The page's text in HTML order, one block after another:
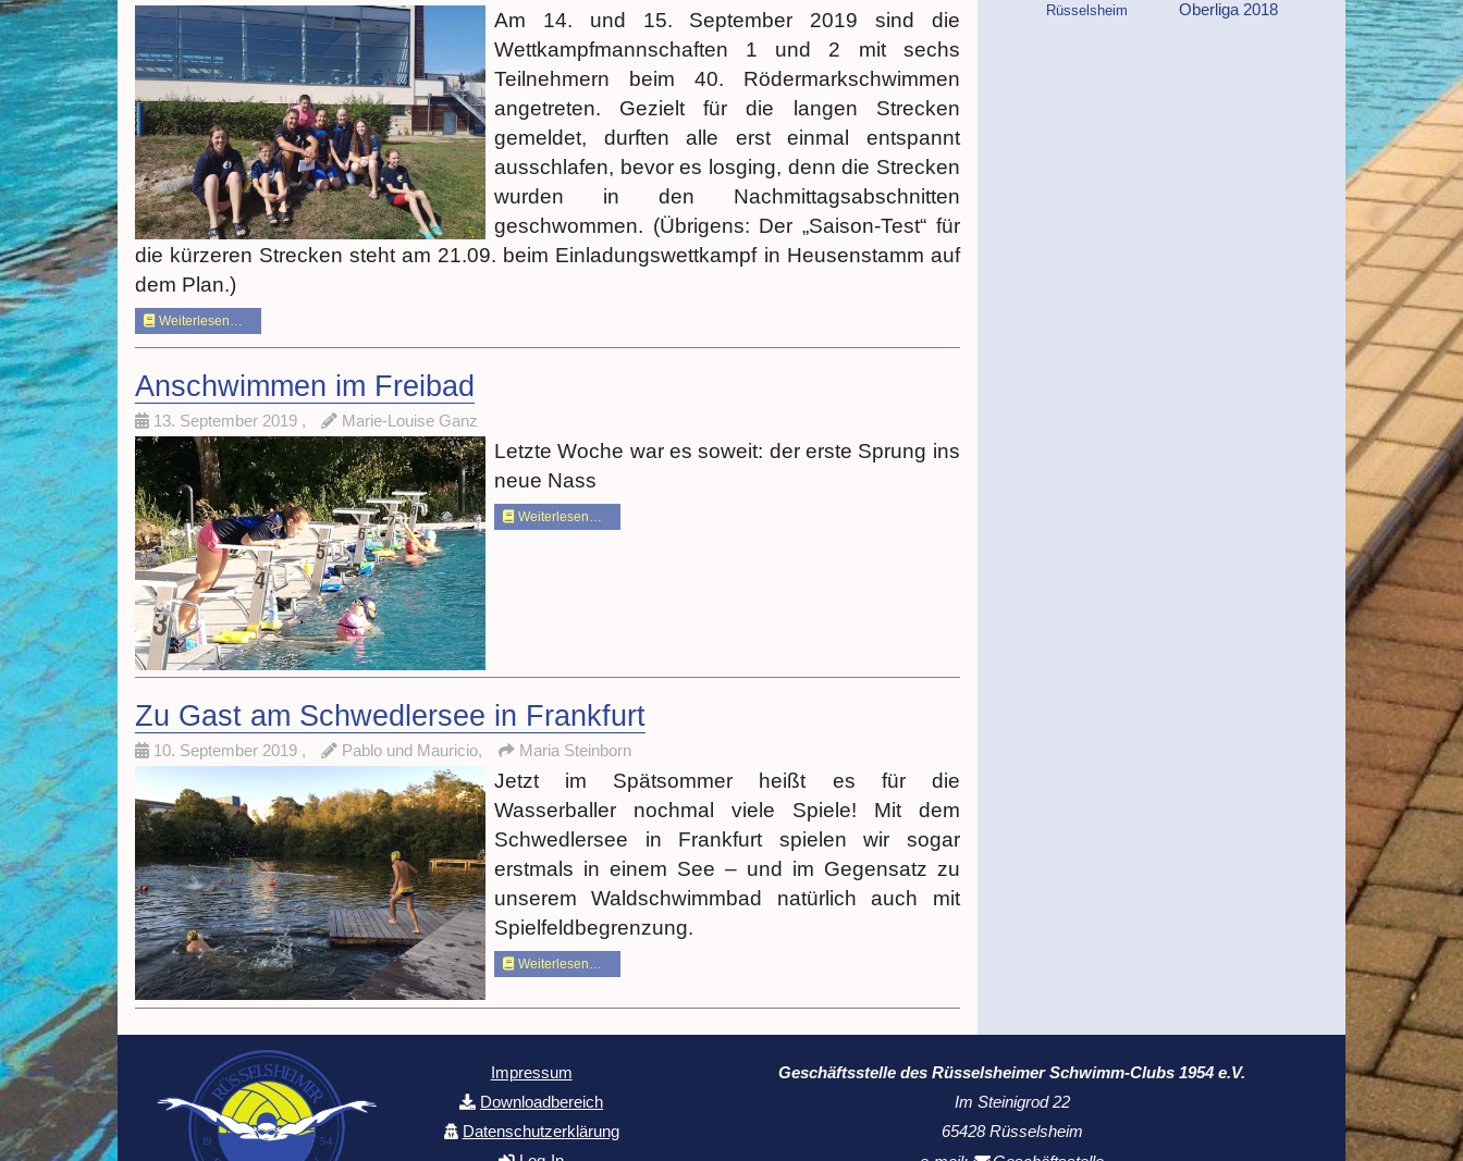
Am 14. und 15. September 2019 sind die
Wettkampfmannschaften 1 und 2 mit sechs
Teilnehmern beim 40. Rödermarkschwimmen
angetreten. Gezielt für die langen Strecken
gemeldet, durften alle erst einmal entspannt
ausschlafen, bevor es losging, denn die Strecken
wurden in den Nachmittagsabschnitten
geschwommen. (Übrigens: Der „Saison-Test“ für
die kürzeren Strecken steht am 21.09. beim Einladungswettkampf in Heusenstamm auf
dem Plan.)
Weiterlesen…
Anschwimmen im Freibad
13. September 2019 , Marie-Louise Ganz
Letzte Woche war es soweit: der erste Sprung ins
neue Nass
Weiterlesen…
Zu Gast am Schwedlersee in Frankfurt
10. September 2019 , Pablo und Mauricio, Maria Steinborn
Jetzt im Spätsommer heißt es für die
Wasserballer nochmal viele Spiele! Mit dem
Schwedlersee in Frankfurt spielen wir sogar
erstmals in einem See – und im Gegensatz zu
unserem Waldschwimmbad natürlich auch mit
Spielfeldbegrenzung.
Weiterlesen…
Rüsselsheim Oberliga 2018
Impressum
Downloadbereich
Datenschutzerklärung
Geschäftsstelle des Rüsselsheimer Schwimm-Clubs 1954 e.V.
Im Steinigrod 22
65428 Rüsselsheim